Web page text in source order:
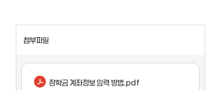
첨부파일
장학금 계좌정보 입력 방법.pdf